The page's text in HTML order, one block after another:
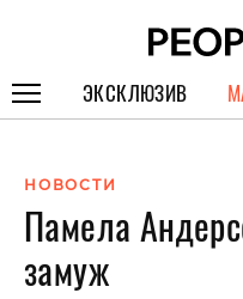
ЭКСКЛЮЗИВ
СПЕЦПРОЕКТЫ
ИНТЕРВЬЮ
ПОКОЛЕНИЕ
НОВОСТИ
Памела
замуж